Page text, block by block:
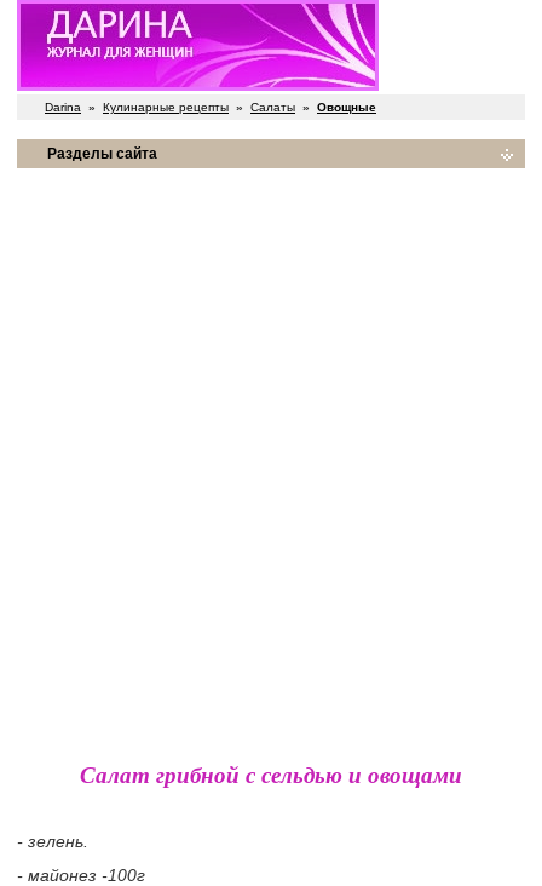
Darina » Кулинарные рецепты » Салаты » Овощные
Разделы сайта
Салат грибной с сельдью и овощами
- зелень.
- майонез -100г